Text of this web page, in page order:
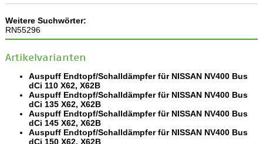
Weitere Suchwörter:
RN55296
Artikelvarianten
Auspuff Endtopf/Schalldämpfer für NISSAN NV400 Bus
dCi 110 X62, X62B
Auspuff Endtopf/Schalldämpfer für NISSAN NV400 Bus
dCi 135 X62, X62B
Auspuff Endtopf/Schalldämpfer für NISSAN NV400 Bus
dCi 145 X62, X62B
Auspuff Endtopf/Schalldämpfer für NISSAN NV400 Bus
dCi 150 X62, X62B